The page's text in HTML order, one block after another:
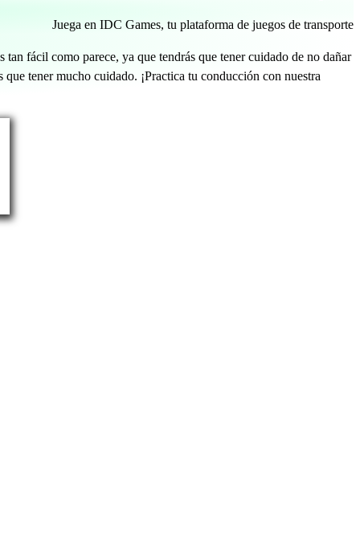
Juega en IDC Games, tu plataforma de juegos de transporte
fácil como parece, ya que tendrás que tener cuidado de no dañar
tener mucho cuidado. ¡Practica tu conducción con nuestra